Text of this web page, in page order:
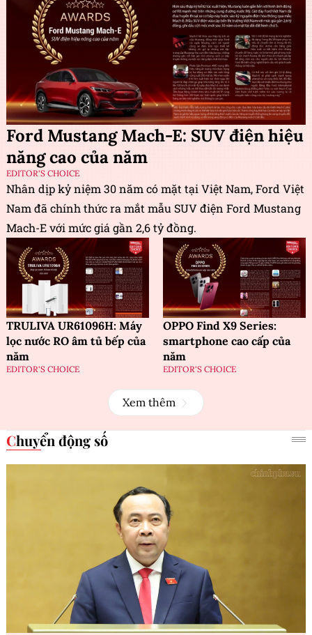
Ford Mustang Mach-E: SUV điện hiệu
năng cao của năm
EDITOR'S CHOICE
Nhân dịp kỷ niệm 30 năm có mặt tại Việt Nam, Ford Việt
Nam đã chính thức ra mắt mẫu SUV điện Ford Mustang
Mach-E với mức giá gần 2,6 tỷ đồng.
TRULIVA UR61096H: Máy
lọc nước RO âm tủ bếp của
năm
EDITOR'S CHOICE
OPPO Find X9 Series:
smartphone cao cấp của
năm
EDITOR'S CHOICE
Xem thêm
Chuyển động số